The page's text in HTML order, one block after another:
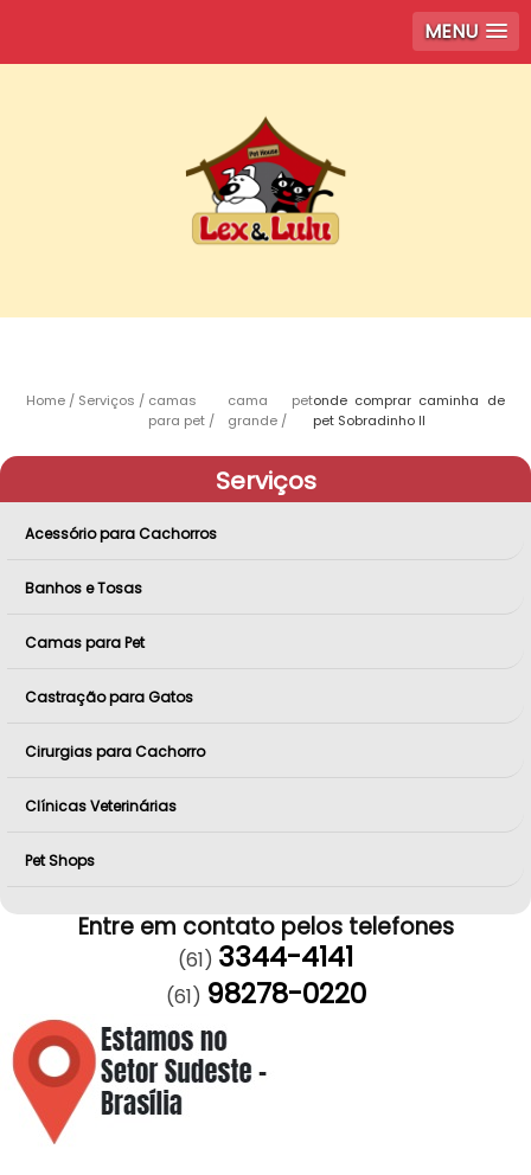
MENU
Home Serviços
camas
para pet
cama pet
grande
onde comprar caminha de
pet Sobradinho ll
Serviços
Acessório para Cachorros
Banhos e Tosas
Camas para Pet
Castração para Gatos
Cirurgias para Cachorro
Clínicas Veterinárias
Pet Shops
Entre em contato pelos telefones
(61) 3344-4141
(61) 98278-0220